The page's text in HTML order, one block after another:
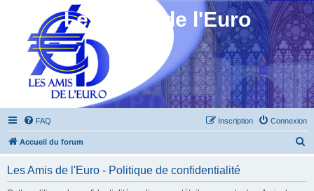
Les Amis de l'Euro
FAQ Connexion
Inscription
Accueil du forum
Les Amis de l'Euro - Politique de confidentialité